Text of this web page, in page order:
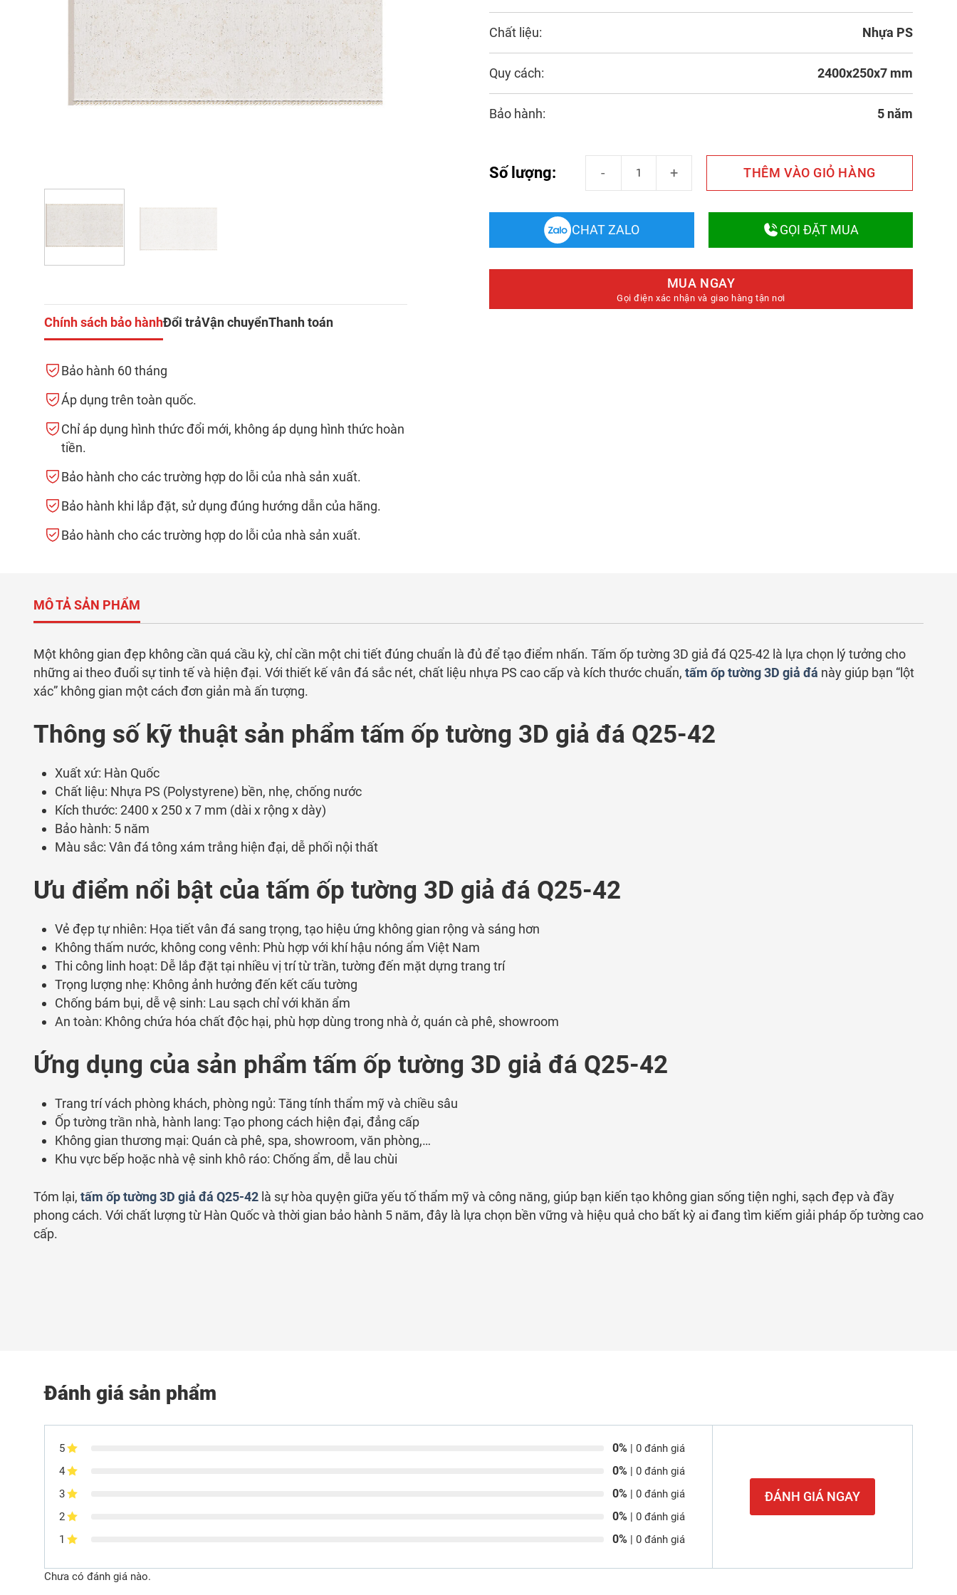
Chính sách bảo hànhĐổi trảVận chuyểnThanh toán
Bảo hành 60 tháng
Áp dụng trên toàn quốc.
Chỉ áp dụng hình thức đổi mới, không áp dụng hình thức hoàn
tiền.
Bảo hành cho các trường hợp do lỗi của nhà sản xuất.
Bảo hành khi lắp đặt, sử dụng đúng hướng dẫn của hãng.
Bảo hành cho các trường hợp do lỗi của nhà sản xuất.
Chất liệu: Nhựa PS
Quy cách: 2400x250x7 mm
Bảo hành: 5 năm
Số lượng: THÊM VÀO GIỎ HÀNG
CHAT ZALO GỌI ĐẶT MUA
MUA NGAY
Gọi điện xác nhận và giao hàng tận nơi
MÔ TẢ SẢN PHẨM
Một không gian đẹp không cần quá cầu kỳ, chỉ cần một chi tiết đúng chuẩn là đủ để tạo điểm nhấn. Tấm ốp tường 3D giả đá Q25-42 là lựa chọn lý tưởng cho
những ai theo đuổi sự tinh tế và hiện đại. Với thiết kế vân đá sắc nét, chất liệu nhựa PS cao cấp và kích thước chuẩn, tấm ốp tường 3D giả đá này giúp bạn “lột
xác” không gian một cách đơn giản mà ấn tượng.
Thông số kỹ thuật sản phẩm tấm ốp tường 3D giả đá Q25-42
Xuấtxứ: Hàn Quốc
Chất liệu: Nhựa PS (Polystyrene) bền, nhẹ, chống nước
Kích thước: 2400 x 250 x 7 mm (dài x rộng x dày)
Bảo hành: 5 năm
Màu sắc: Vân đá tông xám trắng hiện đại, dễ phối nội thất
Ưu điểm nổi bật của tấm ốp tường 3D giả đá Q25-42
Vẻ đẹptựnhiên: Họa tiếtvân đá sang trọng, tạo hiệu ứng không gian rộng và sáng hơn
Không thấm nước, không cong vênh: Phù hợpvới khí hậu nóng ẩm Việt Nam
Thi công linh hoạt: Dễ lắpđặttại nhiều vị trítừtrần, tường đến mặtdựng trang trí
Trọng lượng nhẹ: Không ảnh hưởng đến kếtcấu tường
Chống bám bụi, dễ vệ sinh: Lau sạch chỉvới khăn ẩm
An toàn: Không chứa hóa chấtđộc hại, phù hợpdùng trong nhà ở, quán cà phê, showroom
Ứng dụng của sản phẩm tấm ốp tường 3D giả đá Q25-42
Trang trívách phòng khách, phòng ngủ: Tăng tính thẩm mỹvà chiều sâu
Ốptường trần nhà, hành lang: Tạo phong cách hiện đại, đẳng cấp
Không gian thương mại: Quán cà phê, spa, showroom, văn phòng,…
Khu vực bếp hoặc nhà vệ sinh khô ráo: Chống ẩm, dễ lau chùi
Tóm lại, tấm ốp tường 3D giả đá Q25-42 là sự hòa quyện giữa yếu tố thẩm mỹ và công năng, giúp bạn kiến tạo không gian sống tiện nghi, sạch đẹp và đầy
phong cách. Với chất lượng từ Hàn Quốc và thời gian bảo hành 5 năm, đây là lựa chọn bền vững và hiệu quả cho bất kỳ ai đang tìm kiếm giải pháp ốp tường cao
cấp.
Đánh giá sản phẩm
5 0% | 0 đánh giá
4
0% | 0 đánh giá
3
0% | 0 đánh giá
2
0% | 0 đánh giá
1
0% | 0 đánh giá
ĐÁNH GIÁ NGAY
Chưa có đánh giá nào.